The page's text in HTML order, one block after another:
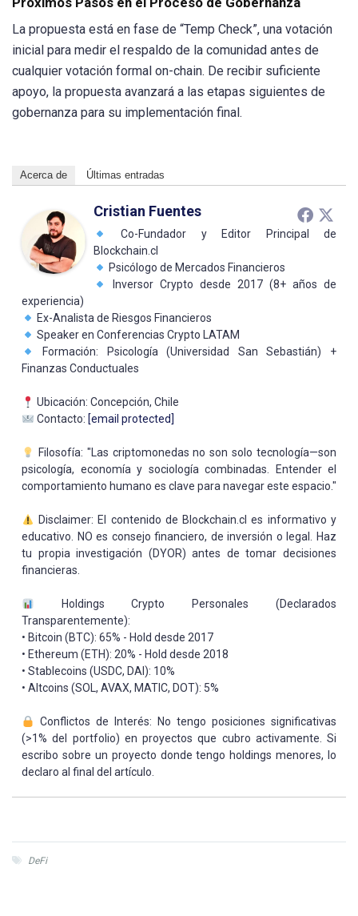
La propuesta está en fase de “Temp Check”, una votación
inicial para medir el respaldo de la comunidad antes de
cualquier votación formal on-chain. De recibir suficiente
apoyo, la propuesta avanzará a las etapas siguientes de
gobernanza para su implementación final.
Acerca de Últimas entradas
Cristian Fuentes
Co-Fundador y Editor Principal de
Blockchain.cl
Psicólogo de Mercados Financieros
Inversor Crypto desde 2017 (8+ años de
experiencia)
Ex-Analista de Riesgos Financieros
Speaker en Conferencias Crypto LATAM
Formación: Psicología (Universidad San Sebastián) +
Finanzas Conductuales
Ubicación: Concepción, Chile
Contacto: [email protected]
Filosofía: "Las criptomonedas no son solo tecnología—son
psicología, economía y sociología combinadas. Entender el
comportamiento humano es clave para navegar este espacio."
Disclaimer: El contenido de Blockchain.cl es informativo y
educativo. NO es consejo financiero, de inversión o legal. Haz
tu propia investigación (DYOR) antes de tomar decisiones
financieras.
Holdings Crypto Personales (Declarados
Transparentemente):
• Bitcoin (BTC): 65% - Hold desde 2017
• Ethereum (ETH): 20% - Hold desde 2018
• Stablecoins (USDC, DAI): 10%
• Altcoins (SOL, AVAX, MATIC, DOT): 5%
Conflictos de Interés: No tengo posiciones significativas
(>1% del portfolio) en proyectos que cubro activamente. Si
escribo sobre un proyecto donde tengo holdings menores, lo
declaro al final del artículo.
DeFi